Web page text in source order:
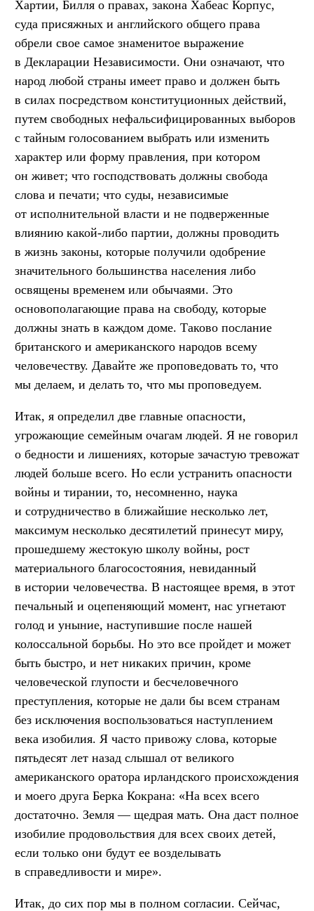
Хартии, Билля о правах, закона Хабеас Корпус,
суда присяжных и английского общего права
обрели свое самое знаменитое выражение
в Декларации Независимости. Они означают, что
народ любой страны имеет право и должен быть
в силах посредством конституционных действий,
путем свободных нефальсифицированных выборов
с тайным голосованием выбрать или изменить
характер или форму правления, при котором
он живет; что господствовать должны свобода
слова и печати; что суды, независимые
от исполнительной власти и не подверженные
влиянию какой-либо партии, должны проводить
в жизнь законы, которые получили одобрение
значительного большинства населения либо
освящены временем или обычаями. Это
основополагающие права на свободу, которые
должны знать в каждом доме. Таково послание
британского и американского народов всему
человечеству. Давайте же проповедовать то, что
мы делаем, и делать то, что мы проповедуем.
Итак, я определил две главные опасности,
угрожающие семейным очагам людей. Я не говорил
о бедности и лишениях, которые зачастую тревожат
людей больше всего. Но если устранить опасности
войны и тирании, то, несомненно, наука
и сотрудничество в ближайшие несколько лет,
максимум несколько десятилетий принесут миру,
прошедшему жестокую школу войны, рост
материального благосостояния, невиданный
в истории человечества. В настоящее время, в этот
печальный и оцепеняющий момент, нас угнетают
голод и уныние, наступившие после нашей
колоссальной борьбы. Но это все пройдет и может
быть быстро, и нет никаких причин, кроме
человеческой глупости и бесчеловечного
преступления, которые не дали бы всем странам
без исключения воспользоваться наступлением
века изобилия. Я часто привожу слова, которые
пятьдесят лет назад слышал от великого
американского оратора ирландского происхождения
и моего друга Берка Кокрана: «На всех всего
достаточно. Земля — щедрая мать. Она даст полное
изобилие продовольствия для всех своих детей,
если только они будут ее возделывать
в справедливости и мире».
Итак, до сих пор мы в полном согласии. Сейчас,